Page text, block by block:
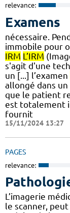
relevance:
Examens
nécessaire.
immobile pour
IRM L’IRM
s'agit d'une
un [...] l’examen
allongé dans
que le patient
est totalement
fournit
15/11/2024 13:27
PAGES
relevance:
L’imagerie
le scanner,